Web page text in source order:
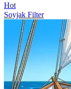
Hot
Soyjak Filter